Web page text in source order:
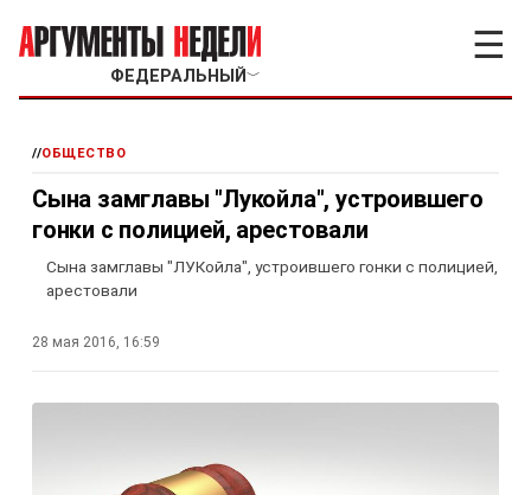
ФЕДЕРАЛЬНЫЙ ﹀
☰
//ОБЩЕСТВО
Сына замглавы "Лукойла", устроившего
гонки с полицией, арестовали
Сына замглавы "ЛУКойла", устроившего гонки с полицией,
арестовали
28 мая 2016, 16:59